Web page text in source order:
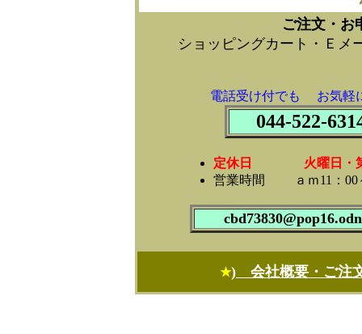
ご注文・お
ショッピングカート・Ｅメ
電話受け付でも お気軽
044-522-
定休日 火曜日・第2
営業時間 ａｍ11：00
★) 会社概要・ご注